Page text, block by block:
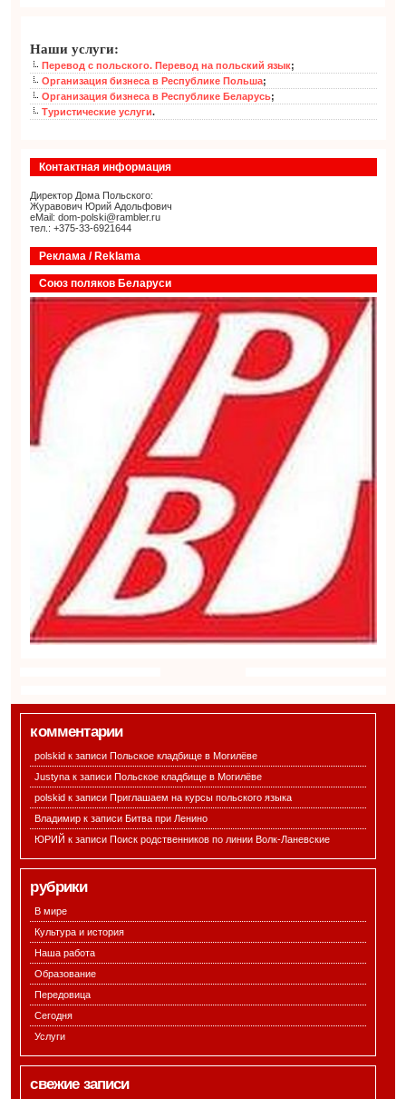
Наши услуги:
Перевод с польского. Перевод на польский язык;
Организация бизнеса в Республике Польша;
Организация бизнеса в Республике Беларусь;
Туристические услуги.
Контактная информация
Директор Дома Польского:
Журавович Юрий Адольфович
eMail: dom-polski@rambler.ru
тел.: +375-33-6921644
Реклама / Reklama
Союз поляков Беларуси
комментарии
polskid к записиПольское кладбище в Могилёве
Justyna к записиПольское кладбище в Могилёве
polskid к записиПриглашаем на курсы польского языка
Владимир к записи Битва при Ленино
ЮРИЙ к записиПоиск родственников по линии Волк-Ланевские
рубрики
В мире
Культура и история
Наша работа
Образование
Передовица
Сегодня
Услуги
свежие записи